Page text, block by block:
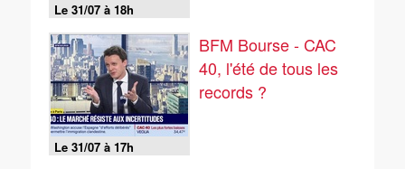
Le 31/07 à 18h
Le 31/07 à 17h
BFM Bourse - CAC
40, l'été de tous les
records ?